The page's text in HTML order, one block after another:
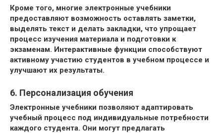
Кроме того, многие электронные учебники
предоставляют возможность оставлять заметки,
выделять текст и делать закладки, что упрощает
процесс изучения материала и подготовки к
экзаменам. Интерактивные функции способствуют
активному участию студентов в учебном процессе и
улучшают их результаты.
6. Персонализация обучения
Электронные учебники позволяют адаптировать
учебный процесс под индивидуальные потребности
каждого студента. Они могут предлагать